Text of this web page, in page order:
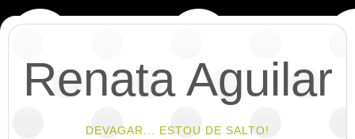
Renata Aguilar
DEVAGAR... ESTOU DE SALTO!